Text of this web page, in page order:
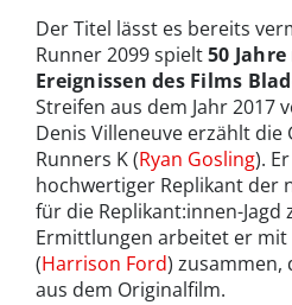
Der Titel lässt es bereits
Runner 2099 spielt50
Ereignissen des Films
Streifen aus dem Jahr 2017
Denis Villeneuve erzählt die
Runners K (Ryan Gosling).
hochwertiger Replikant der
für die Replikant:innen-Jagd
Ermittlungen arbeitet er mit
(Harrison Ford) zusammen,
aus dem Originalfilm.